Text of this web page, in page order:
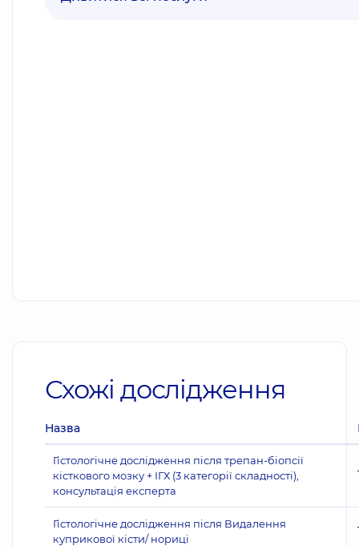
Схожі дослідження
Назва
Гістологічне дослідження після трепан-біопсії
кісткового мозку + ІГХ (3 категорії складності),
консультація експерта
Гістологічне дослідження після Видалення
куприкової кісти/ нориці